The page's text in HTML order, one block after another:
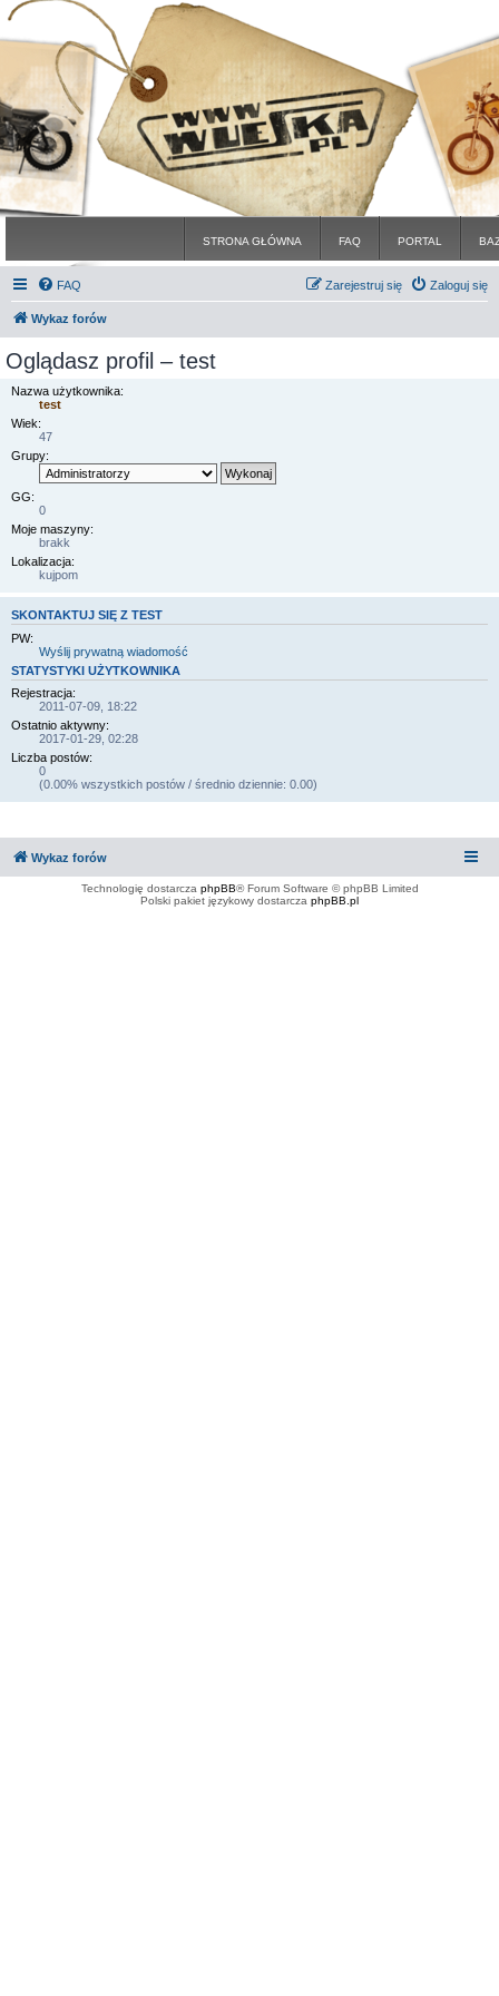
STRONA GŁÓWNA FAQ PORTAL
FAQ Zaloguj się
Zarejestruj się
Wykaz forów
Oglądasz profil – test
Nazwa użytkownika:
test
Wiek:
47
Grupy:
GG:
0
Moje maszyny:
brakk
Lokalizacja:
kujpom
SKONTAKTUJ SIĘ Z TEST
PW:
Wyślij prywatną wiadomość
STATYSTYKI UŻYTKOWNIKA
Rejestracja:
2011-07-09, 18:22
Ostatnio aktywny:
2017-01-29, 02:28
Liczba postów:
0
(0.00% wszystkich postów / średnio dziennie: 0.00)
Wykaz forów
Technologię dostarcza phpBB® Forum Software © phpBB Limited
Polski pakiet językowy dostarcza phpBB.pl